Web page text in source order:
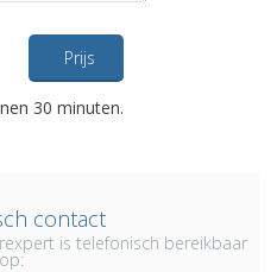
Prijs
opvragen
30 minuten.
contact
is telefonisch bereikbaar
op: